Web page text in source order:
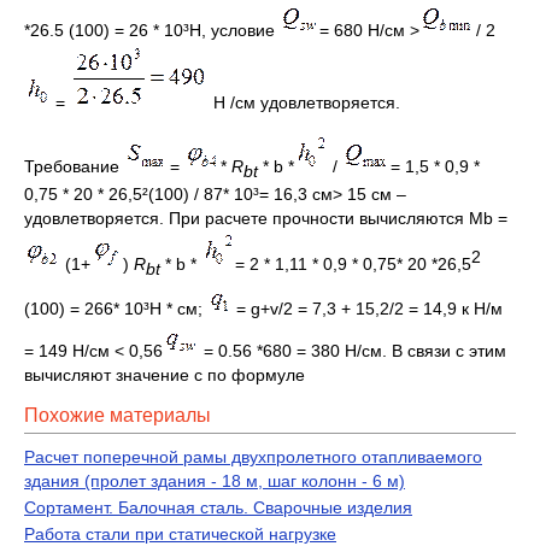
*26.5 (100) = 26 * 10³Н, условие = 680 Н/см > / 2
= Н /cм удовлетворяется.
Требование = * Rbt* b * /
= 1,5 * 0,9 *
0,75 * 20 * 26,5²(100) / 87* 10³= 16,3 см> 15 см –
удовлетворяется. При расчете прочности вычисляются Мb =
(1+ ) Rbt* b * = 2 * 1,11 * 0,9 * 0,75* 20 *26,52
(100) = 266* 10³Н * см; = g+v/2 = 7,3 + 15,2/2 = 14,9 к Н/м
= 149 Н/см < 0,56
= 0.56 *680 = 380 H/см. В связи с этим
вычисляют значение с по формуле
Похожие материалы
Расчет поперечной рамы двухпролетного отапливаемого
здания (пролет здания - 18 м, шаг колонн - 6 м)
Сортамент. Балочная сталь. Сварочные изделия
Работа стали при статической нагрузке